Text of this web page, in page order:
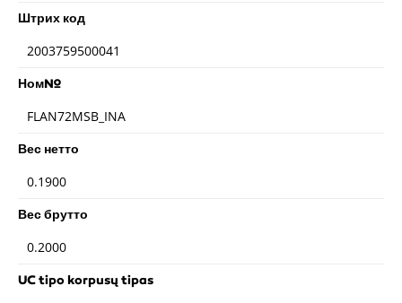
Штрих код
2003759500041
Ном№
FLAN72MSB_INA
Вес нетто
0.1900
Вес брутто
0.2000
UC tipo korpusų tipas